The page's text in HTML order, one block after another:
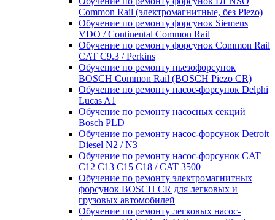
Common Rail (электромагнитные, без Piezo)
Обучение по ремонту форсунок Siemens
VDO / Continental Common Rail
Обучение по ремонту форсунок Common Rail
CAT C9.3 / Perkins
Обучение по ремонту пьезофорсунок
BOSCH Common Rail (BOSCH Piezo CR)
Обучение по ремонту насос-форсунок Delphi
Lucas A1
Обучение по ремонту насосных секций
Bosch PLD
Обучение по ремонту насос-форсунок Detroit
Diesel N2 / N3
Обучение по ремонту насос-форсунок CAT
C12 C13 C15 C18 / CAT 3500
Обучение по ремонту электромагнитных
форсунок BOSCH CR для легковых и
грузовых автомобилей
Обучение по ремонту легковых насос-